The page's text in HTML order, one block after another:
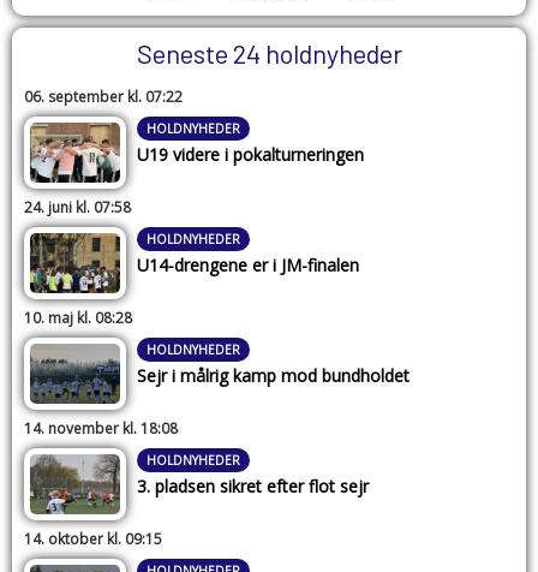
Seneste 24 holdnyheder
06. september kl. 07:22
HOLDNYHEDER
U19 videre i pokalturneringen
24. juni kl. 07:58
HOLDNYHEDER
U14-drengene er i JM-finalen
10. maj kl. 08:28
HOLDNYHEDER
Sejr i målrig kamp mod bundholdet
14. november kl. 18:08
HOLDNYHEDER
3. pladsen sikret efter flot sejr
14. oktober kl. 09:15